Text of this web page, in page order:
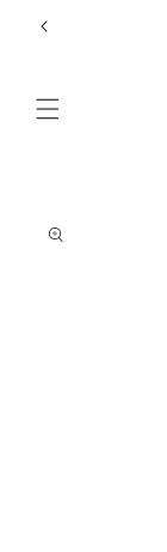
directamente
información